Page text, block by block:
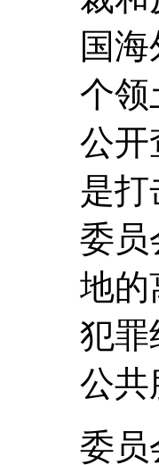
国
个领
公开
是
委员
地的
犯罪
公共
委员